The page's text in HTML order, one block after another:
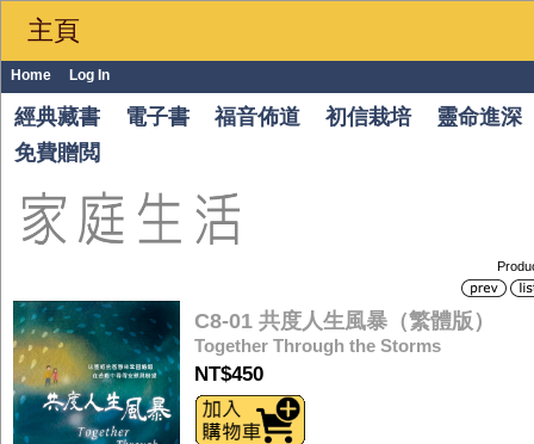
主頁
Home Log In
經典藏書 電子書 福音佈道 初信栽培
靈命進深
免費贈閲
C8-01 共度人生風暴（繁體版）
Together Through the Storms
NT$450